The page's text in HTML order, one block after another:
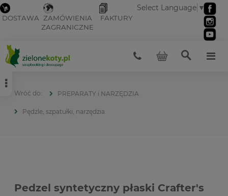
DOSTAWA ZAMÓWIENIA
ZAGRANICZNE
FAKTURY
Select Language ▼
PREPARATY i NARZĘDZIA
Pędzle, szpatułki, narzędzia
Pedzel syntetyczny płaski Crafter's